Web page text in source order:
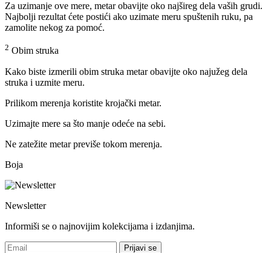
Za uzimanje ove mere, metar obavijte oko najšireg dela vaših grudi.
Najbolji rezultat ćete postići ako uzimate meru spuštenih ruku, pa
zamolite nekog za pomoć.
2 Obim struka
Kako biste izmerili obim struka metar obavijte oko najužeg dela
struka i uzmite meru.
Prilikom merenja koristite krojački metar.
Uzimajte mere sa što manje odeće na sebi.
Ne zatežite metar previše tokom merenja.
Boja
Newsletter
Informiši se o najnovijim kolekcijama i izdanjima.
Prijavi se